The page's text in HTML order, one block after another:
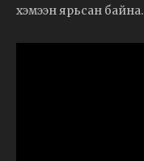
хэмээн ярьсан байна.